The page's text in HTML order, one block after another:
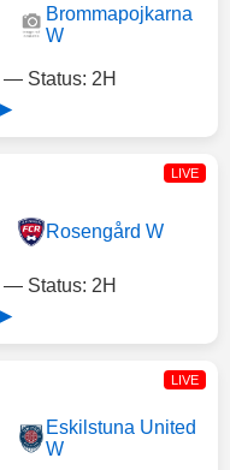
Brommapojkarna
W
— Status: 2H
LIVE
Rosengård W
— Status: 2H
LIVE
Eskilstuna United
W